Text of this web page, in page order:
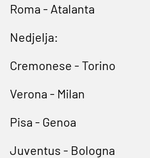
Roma - Atalanta
Nedjelja:
Cremonese - Torino
Verona - Milan
Pisa - Genoa
Juventus - Bologna